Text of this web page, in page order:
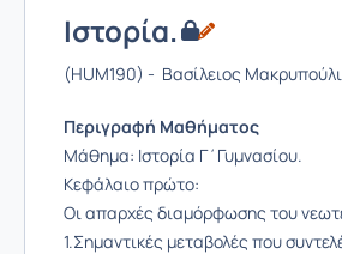
Iστορία.
(HUM190) - Βασίλειος
Περιγραφή Μαθήματος
Μάθημα: Ιστορία Γ΄Γυμνασίου.
Κεφάλαιο πρώτο:
Οι απαρχές διαμόρφωσης του
1.Σημαντικές μεταβολές που